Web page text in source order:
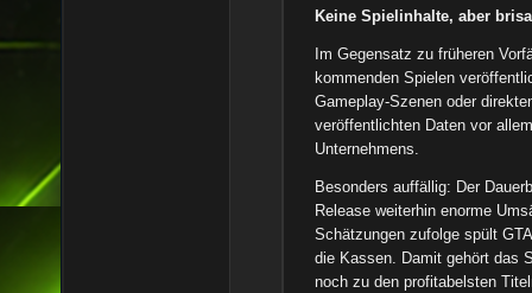
Keine Spielinhalte, aber
Im Gegensatz zu früheren
kommenden Spielen
Gameplay-Szenen oder
veröffentlichten Daten vor
Unternehmens.
Besonders auffällig: Der
Release weiterhin enorme
Schätzungen zufolge spült
die Kassen. Damit gehört das
noch zu den profitabelsten